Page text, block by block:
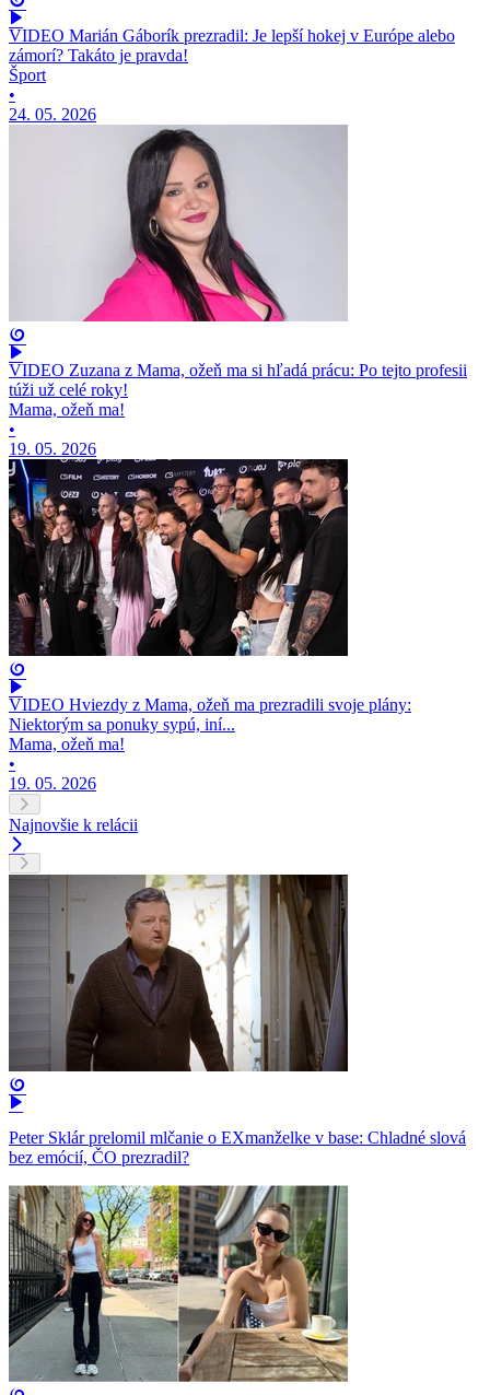
VIDEO Marián Gáborík prezradil: Je lepší hokej v Európe alebo
zámorí? Takáto je pravda!
Šport
•
24. 05. 2026
VIDEO Zuzana z Mama, ožeň ma si hľadá prácu: Po tejto profesii
túži už celé roky!
Mama, ožeň ma!
•
19. 05. 2026
VIDEO Hviezdy z Mama, ožeň ma prezradili svoje plány:
Niektorým sa ponuky sypú, iní...
Mama, ožeň ma!
•
19. 05. 2026
Najnovšie k relácii
Peter Sklár prelomil mlčanie o EXmanželke v base: Chladné slová
bez emócií, ČO prezradil?